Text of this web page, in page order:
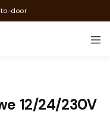
to-door
12/24/230V